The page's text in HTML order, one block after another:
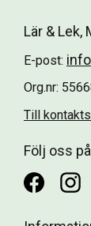
Lär & Lek,
E-post:
Org.nr:
Till
Följ oss